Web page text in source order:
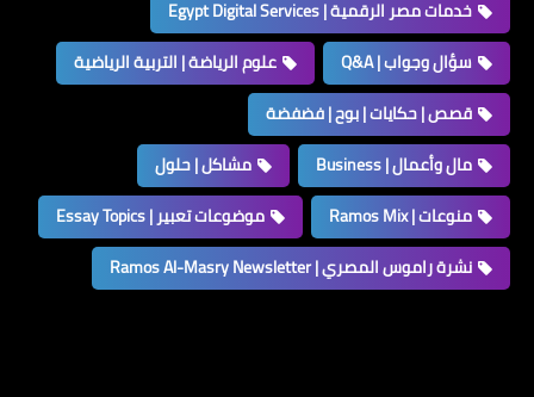
خدمات مصر الرقمية | Egypt Digital Services
سؤال وجواب | Q&A
علوم الرياضة | التربية الرياضية
قصص | حكايات | بوح | فضفضة
مال وأعمال | Business
مشاكل | حلول
منوعات | Ramos Mix
موضوعات تعبير | Essay Topics
نشرة راموس المصري | Ramos Al-Masry Newsletter